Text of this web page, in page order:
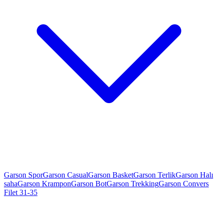
Garson SporGarson CasualGarson BasketGarson TerlikGarson Halı
sahaGarson KramponGarson BotGarson TrekkingGarson Convers
Filet 31-35